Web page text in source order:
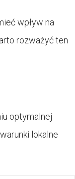
wpływ na
rozważyć ten
optymalnej
lokalne